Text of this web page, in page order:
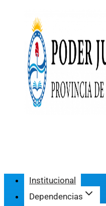
Institucional
Dependencias